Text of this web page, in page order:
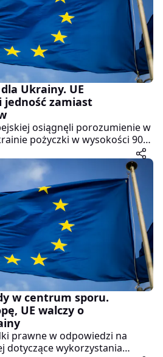
Ukrainy. UE
jedność zamiast
osiągnęli porozumienie w
pożyczki w wysokości 90
zapadła po ponad dobie
szczytu w Brukseli i ma
finansową oraz
dwa lata. Jednocześnie
zamrożonych
od początku budziło poważne
członkowskich.
w centrum sporu.
UE walczy o
prawne w odpowiedzi na
dotyczące wykorzystania